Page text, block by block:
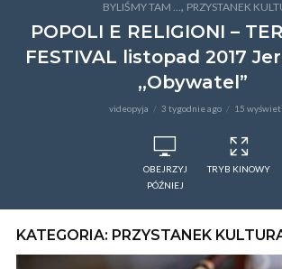
BYLIŚMY TAM ..., PRZYSTANEK
POPOLI E RELIGIONI –
FESTIVAL listopad 2017
,,Obywatel”
videopyja 3 tygodnie ago 15
OBEJRZYJ
PÓŹNIEJ
TRYB KINOWY
KATEGORIA: PRZYSTANEK